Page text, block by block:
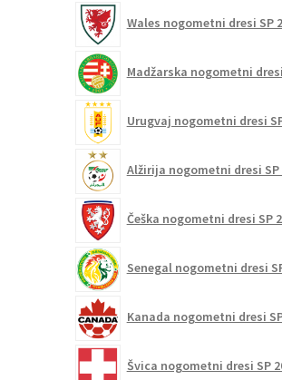
Wales nogometni dresi SP
Madžarska nogometni
Urugvaj nogometni dresi
Alžirija nogometni dresi SP
Češka nogometni dresi SP
Senegal nogometni dresi
Kanada nogometni dresi
Švica nogometni dresi SP